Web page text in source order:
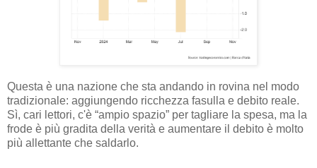
Questa è una nazione che sta andando in rovina nel modo
tradizionale: aggiungendo ricchezza fasulla e debito reale.
Sì, cari lettori, c'è “ampio spazio” per tagliare la spesa, ma la
frode è più gradita della verità e aumentare il debito è molto
più allettante che saldarlo.